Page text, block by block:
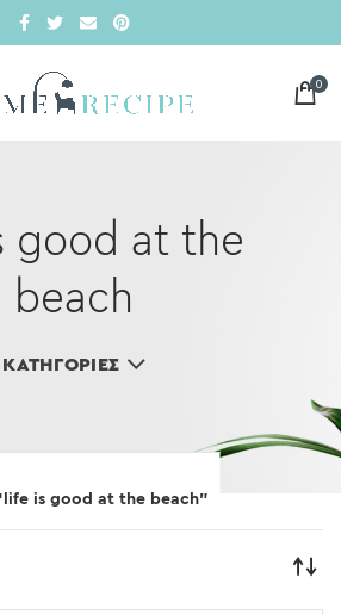
0
good at the
beach
ΚΑΤΗΓΟΡΊΕΣ
is good at the beach”